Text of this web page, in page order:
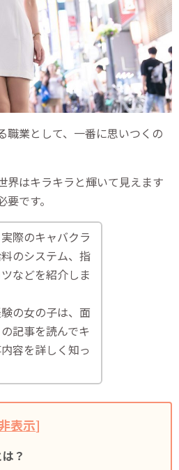
職業として、一番に思いつくの
界はキラキラと輝いて見えます
です。
際のキャバクラ
のシステム、指
などを紹介しま
の女の子は、面
記事を読んでキ
容を詳しく知っ
表示]
？